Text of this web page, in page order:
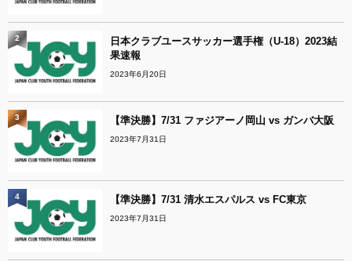
日本クラブユースサッカー選手権（U-18）2023結
果速報
2023年6月20日
2
【準決勝】7/31 ファジアーノ岡山 vs ガンバ大阪
2023年7月31日
3
【準決勝】7/31 清水エスパルス vs FC東京
2023年7月31日
4